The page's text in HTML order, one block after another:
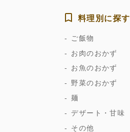
料理別に探す
ご飯物
お肉のおかず
お魚のおかず
野菜のおかず
麺
デザート・甘味
その他